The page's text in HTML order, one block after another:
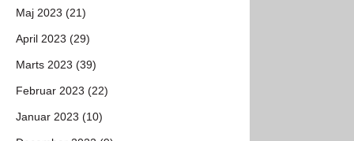
Maj 2023 (21)
April 2023 (29)
Marts 2023 (39)
Februar 2023 (22)
Januar 2023 (10)